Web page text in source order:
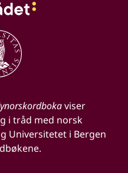
viser
i tråd med norsk
Universitetet i Bergen